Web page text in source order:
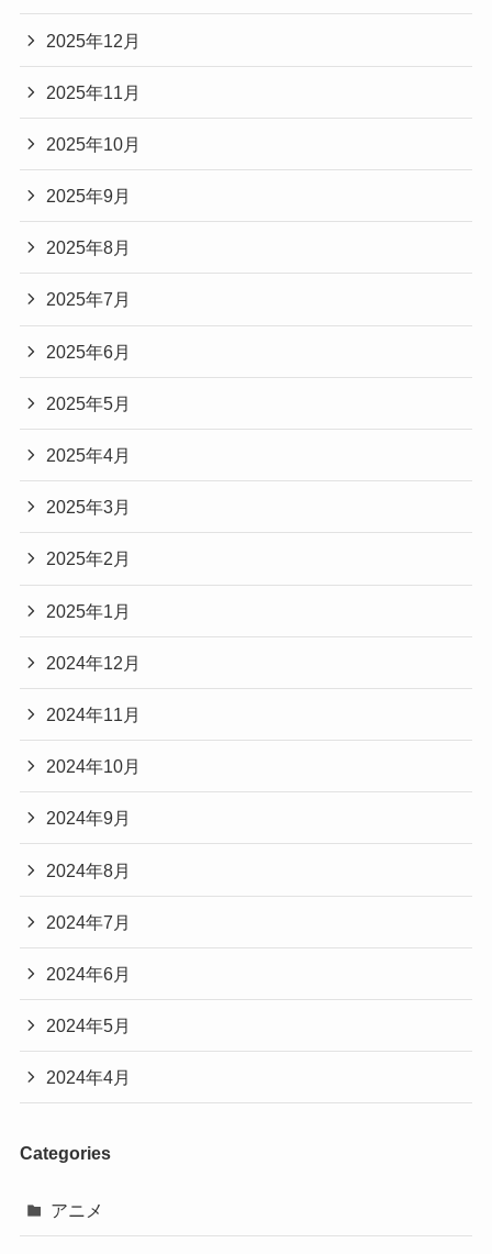
2025年12月
2025年11月
2025年10月
2025年9月
2025年8月
2025年7月
2025年6月
2025年5月
2025年4月
2025年3月
2025年2月
2025年1月
2024年12月
2024年11月
2024年10月
2024年9月
2024年8月
2024年7月
2024年6月
2024年5月
2024年4月
Categories
アニメ